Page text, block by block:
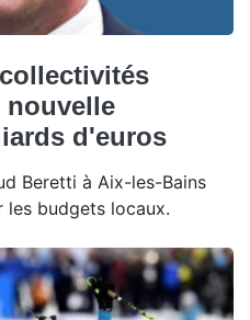
nouvelle
d'euros
Beretti à Aix-les-Bains
budgets locaux.